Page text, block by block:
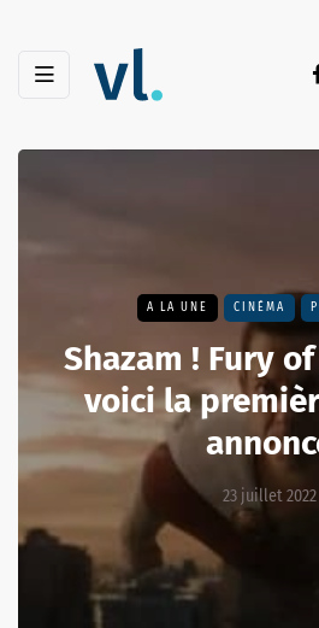
A LA UNE CINÉMA
Shazam ! Fury
voici la
23 juillet 2022